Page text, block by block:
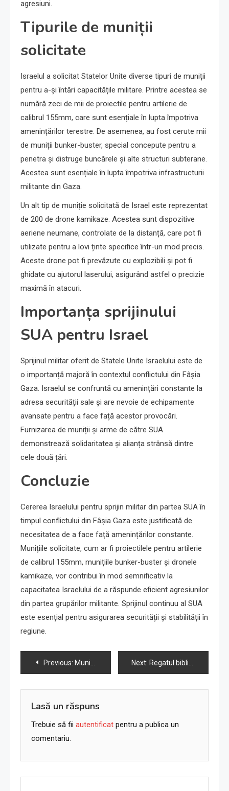
agresiuni.
Tipurile de muniții
solicitate
Israelul a solicitat Statelor Unite diverse tipuri de muniții
pentru a-și întări capacitățile militare. Printre acestea se
numără zeci de mii de proiectile pentru artilerie de
calibrul 155mm, care sunt esențiale în lupta împotriva
amenințărilor terestre. De asemenea, au fost cerute mii
de muniții bunker-buster, special concepute pentru a
penetra și distruge buncărele și alte structuri subterane.
Acestea sunt esențiale în lupta împotriva infrastructurii
militante din Gaza.
Un alt tip de muniție solicitată de Israel este reprezentat
de 200 de drone kamikaze. Acestea sunt dispozitive
aeriene neumane, controlate de la distanță, care pot fi
utilizate pentru a lovi ținte specifice într-un mod precis.
Aceste drone pot fi prevăzute cu explozibili și pot fi
ghidate cu ajutorul laserului, asigurând astfel o precizie
maximă în atacuri.
Importanța sprijinului
SUA pentru Israel
Sprijinul militar oferit de Statele Unite Israelului este de
o importanță majoră în contextul conflictului din Fâșia
Gaza. Israelul se confruntă cu amenințări constante la
adresa securității sale și are nevoie de echipamente
avansate pentru a face față acestor provocări.
Furnizarea de muniții și arme de către SUA
demonstrează solidaritatea și alianța strânsă dintre
cele două țări.
Concluzie
Cererea Israelului pentru sprijin militar din partea SUA în
timpul conflictului din Fâșia Gaza este justificată de
necesitatea de a face față amenințărilor constante.
Munițiile solicitate, cum ar fi proiectilele pentru artilerie
de calibrul 155mm, munițiile bunker-buster și dronele
kamikaze, vor contribui în mod semnificativ la
capacitatea Israelului de a răspunde eficient agresiunilor
din partea grupărilor militante. Sprijinul continuu al SUA
este esențial pentru asigurarea securității și stabilității în
regiune.
Navigare
în
articole
Previous: Muniții furnizate de SUA Israelului: bombe, rachete ghidate laser, distrugătoare de buncăre Next: Regatul biblical al lui David și Solomon ar fi putut exista, sugerează un nou studiu
Lasă un răspuns
Trebuie să fii autentificat pentru a publica un
comentariu.